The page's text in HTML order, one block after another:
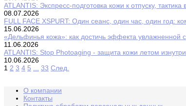
ATLANTIS: Экспресс-подготовка кожи к отпуску,
08.07.2026
FULL FACE XSPURT: Один сеанс, один час, один год:
15.06.2026
«Дельфинья кожа»: как достичь эффекта увлажненной
11.06.2026
ATLANTIS: Stop Photoaging - защита кожи летом
10.06.2026
1 2 3 4 5 33 След.
О компании
Контакты